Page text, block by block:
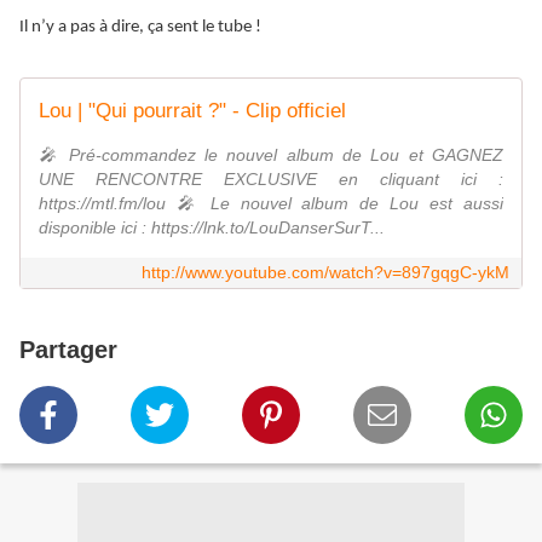
Il n’y a pas à dire, ça sent le tube !
Lou | "Qui pourrait ?" - Clip officiel
🎤 Pré-commandez le nouvel album de Lou et GAGNEZ
UNE RENCONTRE EXCLUSIVE en cliquant ici :
https://mtl.fm/lou 🎤 Le nouvel album de Lou est aussi
disponible ici : https://lnk.to/LouDanserSurT...
http://www.youtube.com/watch?v=897gqgC-ykM
Partager